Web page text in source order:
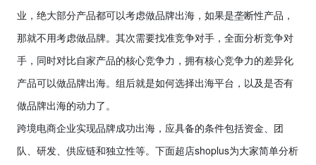
业，绝大部分产品都可以考虑做品牌出海，如果是垄断性产品，
那就不用考虑做品牌。其次需要找准竞争对手，全面分析竞争对
手，同时对比自家产品的核心竞争力，拥有核心竞争力的差异化
产品可以做品牌出海。组后就是如何选择出海平台，以及是否有
做品牌出海的动力了。
跨境电商企业实现品牌成功出海，应具备的条件包括资金、团
队、研发、供应链和独立性等。下面超店shoplus为大家简单分析